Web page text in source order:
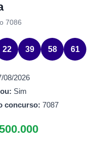
7086
22 39 58 61
08/2026
Sim
concurso: 7087